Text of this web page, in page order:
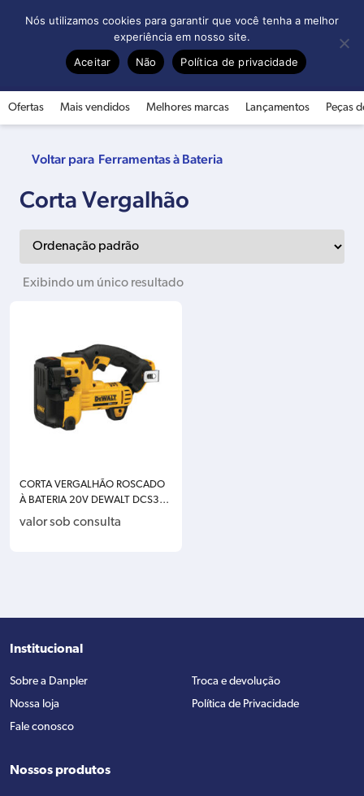
Ofertas Mais vendidos Melhores marcas Lançamentos Peças
Ferramentas à Bateria
Corta Vergalhão
Exibindo um único resultado
CORTA VERGALHÃO ROSCADO
À BATERIA 20V DEWALT DCS350
BB3 – SOMENTE A MÁQUINA
valor sob consulta
Institucional
Sobre a Danpler
Nossa loja
Fale conosco
Troca e devolução
Política de Privacidade
Nossos produtos
Nós utilizamos cookies para garantir que você tenha a melhor
experiência em nosso site.
Aceitar
Não Política de privacidade